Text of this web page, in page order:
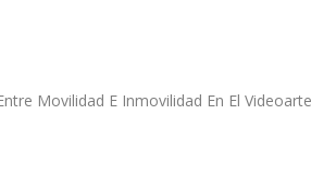
Movilidad E Inmovilidad En El